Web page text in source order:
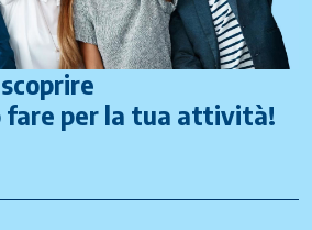
fare per la tua attività!